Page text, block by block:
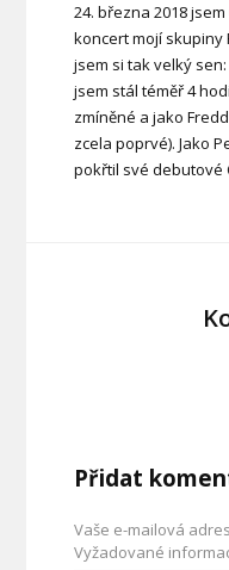
24. března 2018
koncert mojí skupiny
jsem si tak velký
jsem stál téměř 4
zmíněné a jako
zcela poprvé). Jako
pokřtil své debutové
Přidat
Vaše e-mailová
Vyžadované